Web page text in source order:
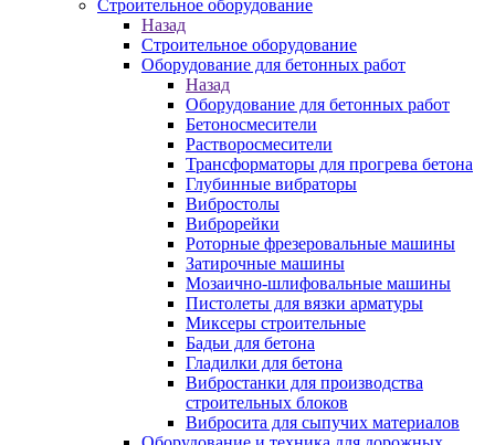
Строительное оборудование
Назад
Строительное оборудование
Оборудование для бетонных работ
Назад
Оборудование для бетонных работ
Бетоносмесители
Растворосмесители
Трансформаторы для прогрева бетона
Глубинные вибраторы
Вибростолы
Виброрейки
Роторные фрезеровальные машины
Затирочные машины
Мозаично-шлифовальные машины
Пистолеты для вязки арматуры
Миксеры строительные
Бадьи для бетона
Гладилки для бетона
Вибростанки для производства
строительных блоков
Вибросита для сыпучих материалов